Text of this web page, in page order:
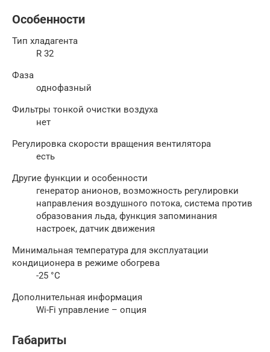
Особенности
Тип хладагента
R 32
Фаза
однофазный
Фильтры тонкой очистки воздуха
нет
Регулировка скорости вращения вентилятора
есть
Другие функции и особенности
генератор анионов, возможность регулировки
направления воздушного потока, система против
образования льда, функция запоминания
настроек, датчик движения
Минимальная температура для эксплуатации
кондиционера в режиме обогрева
-25 °С
Дополнительная информация
Wi-Fi управление – опция
Габариты